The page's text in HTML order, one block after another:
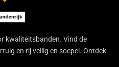
kwaliteitsbanden. Vind de
en rij veilig en soepel. Ontdek